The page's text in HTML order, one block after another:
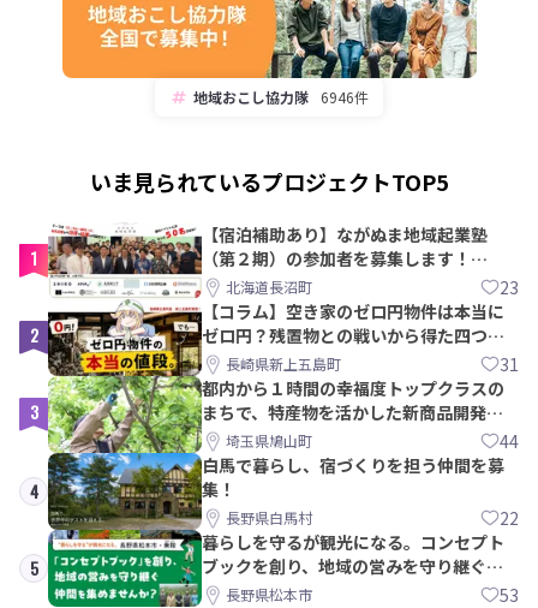
地域おこし協力隊 6946件
いま見られているプロジェクトTOP5
1
【宿泊補助あり】ながぬま地域起業塾
（第２期）の参加者を募集します！
【8/21〆】
北海道長沼町 23
2
【コラム】空き家のゼロ円物件は本当に
ゼロ円？残置物との戦いから得た四つの
教訓｜新上五島町
長崎県新上五島町 31
3
都内から１時間の幸福度トップクラスの
まちで、特産物を活かした新商品開発＆
PRメンバー募集！
埼玉県鳩山町 44
4
白馬で暮らし、宿づくりを担う仲間を募
集！
長野県白馬村 22
5
暮らしを守るが観光になる。コンセプト
ブックを創り、地域の営みを守り継ぐ仲
間を集めませんか？
長野県松本市 53